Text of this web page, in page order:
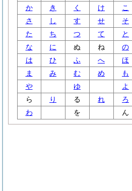
か
き く け
こ
さ
し す せ
そ
た
ち つ て
と
な
に ぬ ね
の
は
ひ ふ へ
ほ
ま
み む め
も
や
ゆ
よ
ら
り る れ
ろ
わ
を ん